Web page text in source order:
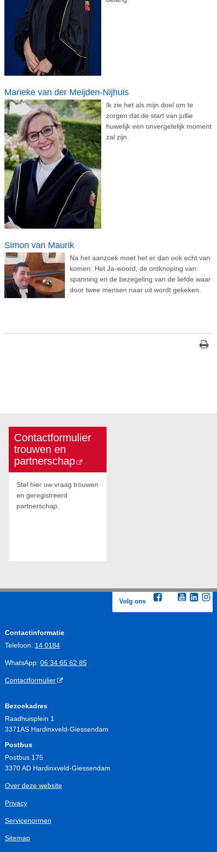
Marieke van der Meijden-Nijhuis
Ik zie het als mijn doel om te
zorgen dat de start van jullie
huwelijk een onvergetelijk moment
zal zijn.
Simon van Maurik
Na het aanzoek moet het er dan ook echt van
komen: Het Ja-woord, de ontknoping van
spanning en de bezegeling van de liefde waar
door twee mensen naar uit wordt gekeken.
Contactformulier
trouwen en
partnerschap
Stel hier uw vraag trouwen
en geregistreerd
partnerschap.
Volg ons
Contactinformatie
Telefoon: 14 0184
WhatsApp: 06 34 65 62 85
Contactformulier
Bezoekadres
Raadhuisplein 1
3371AS Hardinxveld-Giessendam
Postbus
Postbus 175
3370 AD Hardinxveld-Giessendam
Over deze website
Privacy
Servicenormen
Sitemap